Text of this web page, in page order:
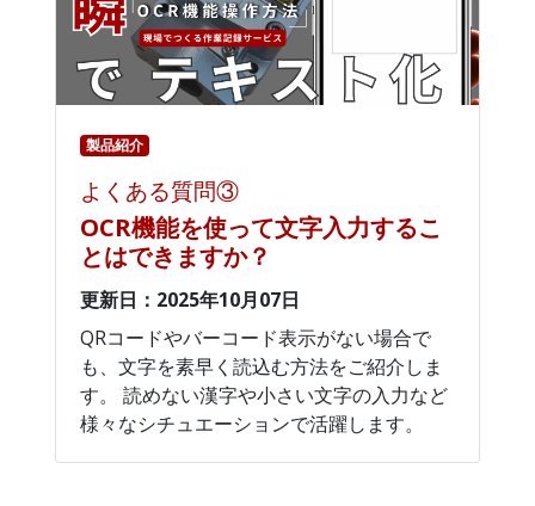
製品紹介
よくある質問③
OCR機能を使って文字入力するこ
とはできますか？
更新日：2025年10月07日
QRコードやバーコード表示がない場合で
も、文字を素早く読込む方法をご紹介しま
す。 読めない漢字や小さい文字の入力など
様々なシチュエーションで活躍します。